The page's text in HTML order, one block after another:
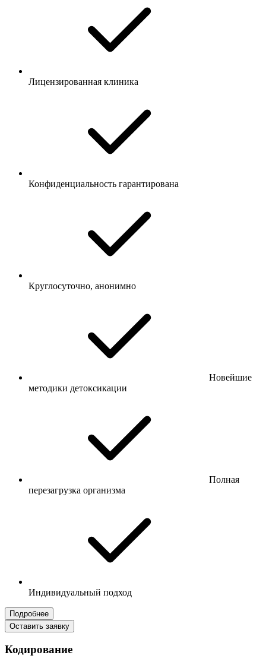
Лицензированная клиника
Конфиденциальность гарантирована
Круглосуточно, анонимно
Новейшие
методики детоксикации
Полная
перезагрузка организма
Индивидуальный подход
Подробнее
Оставить заявку
Кодирование